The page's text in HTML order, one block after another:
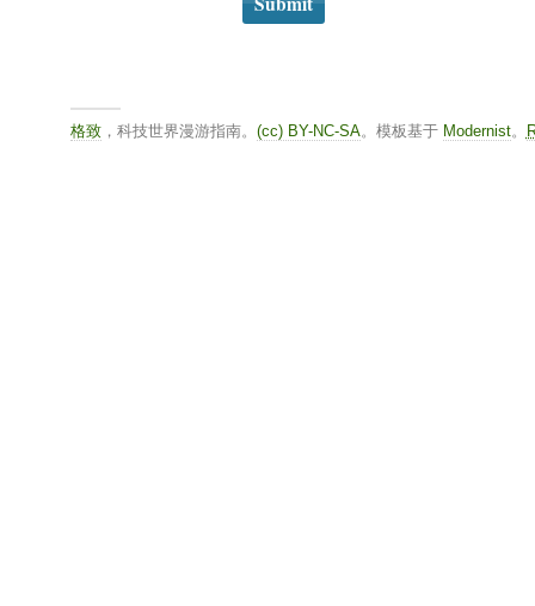
格致，科技世界漫游指南。 (cc) BY-NC-SA。模板基于 Modernist。